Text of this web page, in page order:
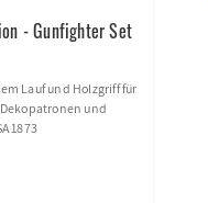
- Gunfighter Set
Lauf und Holzgriff für
und
1873